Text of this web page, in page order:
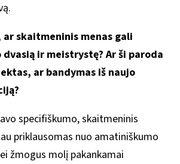
ar skaitmeninis menas gali
ir meistrystę? Ar ši paroda
ar bandymas iš naujo
specifiškumo, skaitmeninis
priklausomas nuo amatiniškumo
žmogus molį pakankamai